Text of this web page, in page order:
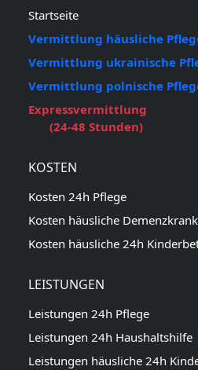
Startseite
Vermittlung häusliche
Vermittlung ukrainische
Vermittlung polnische
Expressvermittlung
(24-48 Stunden)
KOSTEN
Kosten 24h Pflege
Kosten häusliche
Kosten häusliche 24h
LEISTUNGEN
Leistungen 24h Pflege
Leistungen 24h Haushaltshilfe
Leistungen häusliche 24h